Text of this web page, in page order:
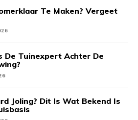
Te Maken? Vergeet
De Tuinexpert Achter De
Joling? Dit Is Wat Bekend Is